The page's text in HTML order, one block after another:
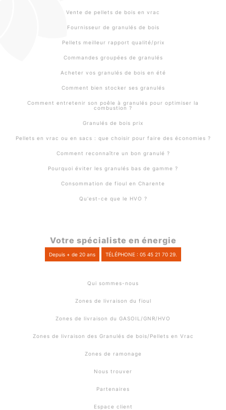
Vente de pellets de bois en vrac
Fournisseur de granulés de bois
Pellets meilleur rapport qualité/prix
Commandes groupées de granulés
Acheter vos granulés de bois en été
Comment bien stocker ses granulés
Comment entretenir son poêle à granulés pour optimiser la
combustion ?
Granulés de bois prix
Pellets en vrac ou en sacs : que choisir pour faire des économies ?
Comment reconnaître un bon granulé ?
Pourquoi éviter les granulés bas de gamme ?
Consommation de fioul en Charente
Qu'est-ce que le HVO ?
Votre spécialiste en énergie
Depuis + de 20 ans TÉLÉPHONE : 05 45 21 70 29.
Qui sommes-nous
Zones de livraison du fioul
Zones de livraison du GASOIL/GNR/HVO
Zones de livraison des Granulés de bois/Pellets en Vrac
Zones de ramonage
Nous trouver
Partenaires
Espace client